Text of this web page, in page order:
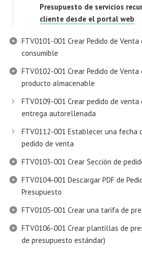
Presupuesto de servicios
cliente desde el portal web
FTV0101-001 Crear Pedido de Venta
consumible
FTV0102-001 Crear Pedido de Venta
producto almacenable
FTV0109-001 Crear pedido de venta
entrega autorellenada
FTV0112-001 Establecer una fecha
pedido de venta
FTV0103-001 Crear Sección de
FTV0104-001 Descargar PDF de
Presupuesto
FTV0105-001 Crear una tarifa de
FTV0106-001 Crear plantillas de
de presupuesto estándar)